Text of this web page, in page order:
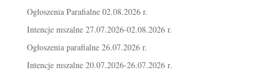
Ogłoszenia Parafialne 02.08.2026 r.
Intencje mszalne 27.07.2026-02.08.2026 r.
Ogłoszenia parafialne 26.07.2026 r.
Intencje mszalne 20.07.2026-26.07.2026 r.